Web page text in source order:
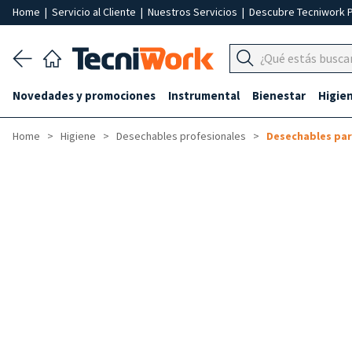
Home | Servicio al Cliente | Nuestros Servicios | Descubre Tecniwork
Novedades y promociones Instrumental Bienestar
Home Higiene Desechables profesionales Desechables